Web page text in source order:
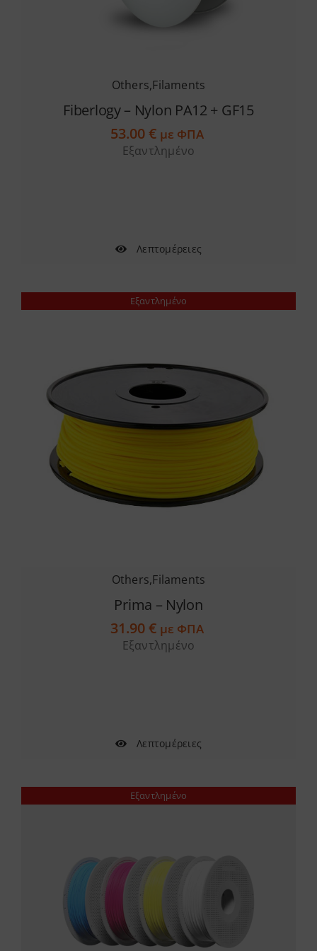
Others,Filaments
Fiberlogy – Nylon PA12 + GF15
53.00€ με ΦΠΑ
Εξαντλημένο
Λεπτομέρειες
Εξαντλημένο
Others,Filaments
Prima – Nylon
31.90€ με ΦΠΑ
Εξαντλημένο
Λεπτομέρειες
Εξαντλημένο